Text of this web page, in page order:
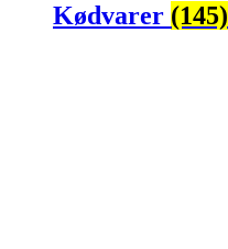
Kødvarer (145)